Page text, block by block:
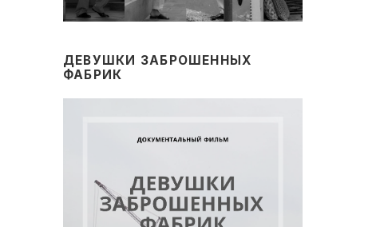
ДЕВУШКИ ЗАБРОШЕННЫХ
ФАБРИК